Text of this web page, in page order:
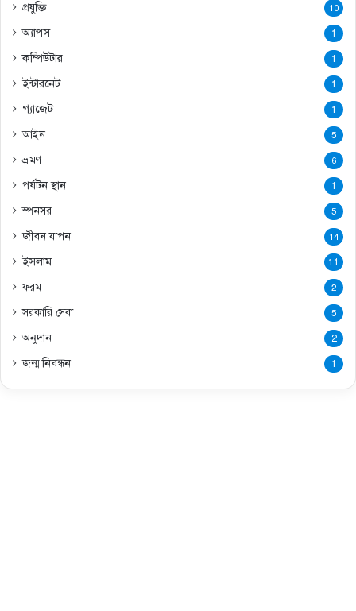
প্রযুক্তি 10
অ্যাপস 1
কম্পিউটার 1
ইন্টারনেট 1
গ্যাজেট 1
আইন 5
ভ্রমণ 6
পর্যটন স্থান 1
স্পনসর 5
জীবন যাপন 14
ইসলাম 11
ফরম 2
সরকারি সেবা 5
অনুদান 2
জন্ম নিবন্ধন 1